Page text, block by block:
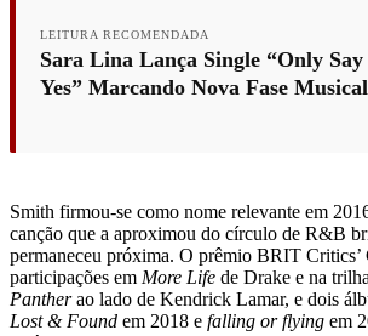
LEITURA RECOMENDADA
Sara Lina Lança Single “Only Say
Yes” Marcando Nova Fase Musical
Smith firmou-se como nome relevante em
canção que a aproximou do círculo de R&B
permaneceu próxima. O prêmio BRIT Critics’
participações em More Life de Drake e na
Pantherao lado de Kendrick Lamar, e dois
Lost & Found em 2018 e falling or flying em